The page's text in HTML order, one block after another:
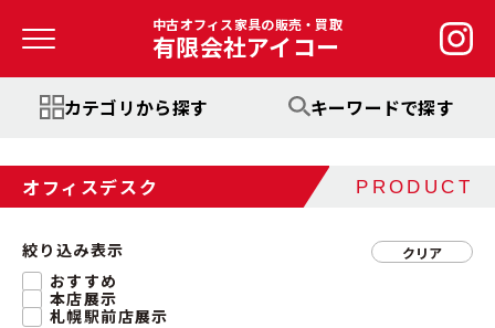
中古オフィス家具の販売・買取
有限会社アイコー
カテゴリから探す キーワードで探す
オフィスデスク PRODUCT
絞り込み表示
おすすめ
本店展示
札幌駅前店展示
クリア